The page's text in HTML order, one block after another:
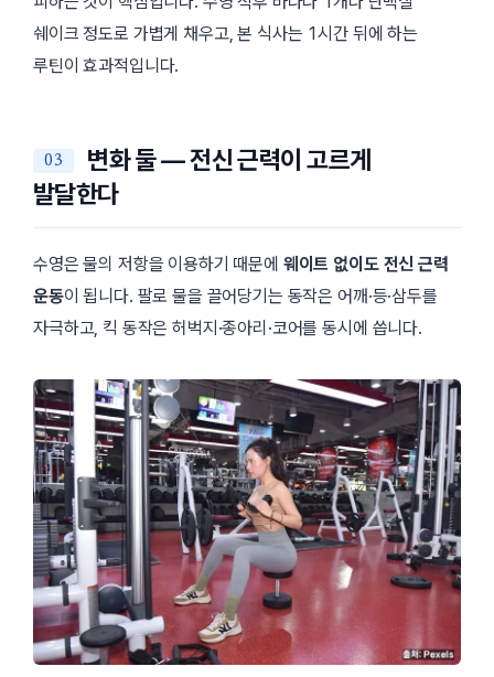
쉐이크 정도로 가볍게 채우고, 본 식사는 1시간 뒤에 하는
루틴이 효과적입니다.
변화 둘 — 전신 근력이 고르게
발달한다
수영은 물의 저항을 이용하기 때문에 웨이트 없이도 전신 근력
운동이 됩니다. 팔로 물을 끌어당기는 동작은 어깨·등·삼두를
자극하고, 킥 동작은 허벅지·종아리·코어를 동시에 씁니다.